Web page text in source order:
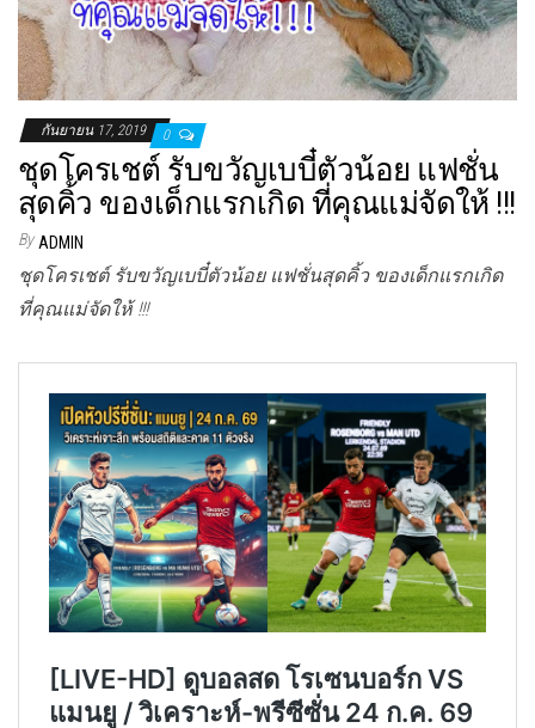
กันยายน 17, 2019 0
ชุดโครเชต์ รับขวัญเบบี๋ตัวน้อย แฟชั่น
สุดคิ้ว ของเด็กแรกเกิด ที่คุณแม่จัดให้ !!!
By ADMIN
ชุดโครเชต์ รับขวัญเบบี๋ตัวน้อย แฟชั่นสุดคิ้ว ของเด็กแรกเกิด
ที่คุณแม่จัดให้ !!!